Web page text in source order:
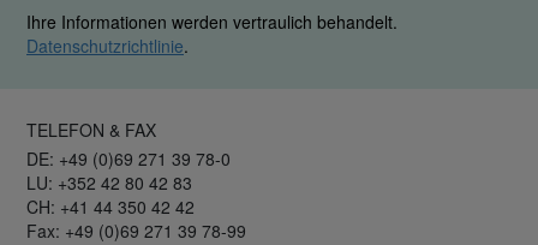
Ihre Informationen werden vertraulich behandelt.
Datenschutzrichtlinie.
TELEFON & FAX
DE: +49 (0)69 271 39 78-0
LU: +352 42 80 42 83
CH: +41 44 350 42 42
Fax: +49 (0)69 271 39 78-99